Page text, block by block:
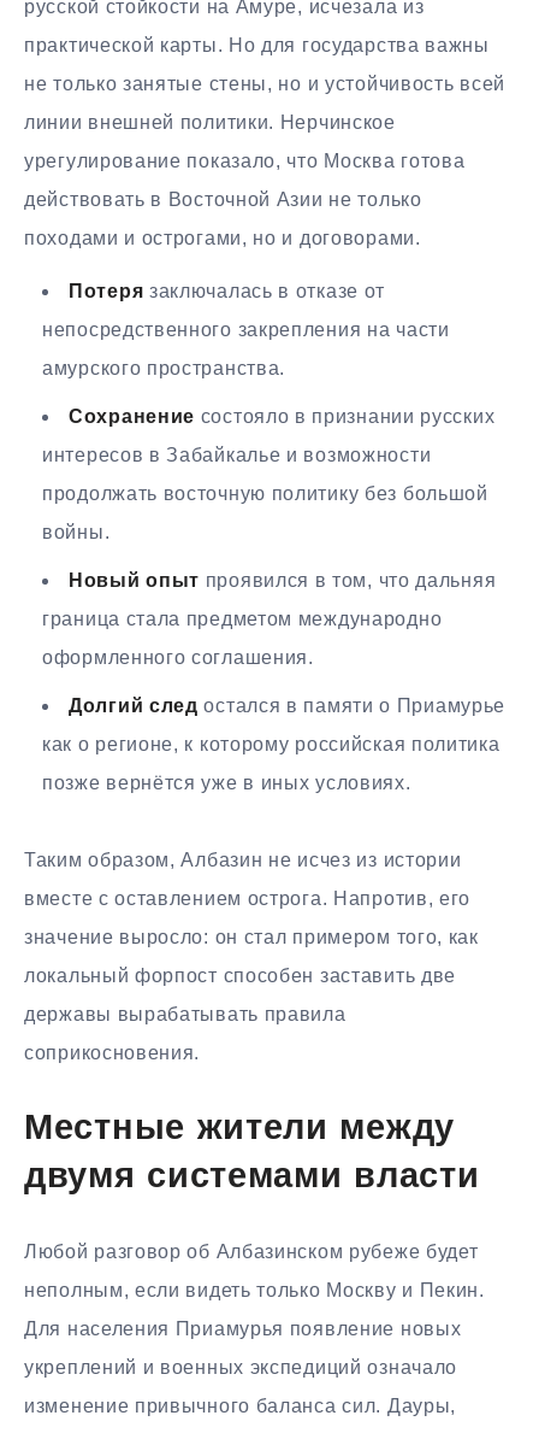
русской стойкости на Амуре, исчезала из
практической карты. Но для государства важны
не только занятые стены, но и устойчивость всей
линии внешней политики. Нерчинское
урегулирование показало, что Москва готова
действовать в Восточной Азии не только
походами и острогами, но и договорами.
Потеря заключалась в отказе от
непосредственного закрепления на части
амурского пространства.
Сохранение состояло в признании русских
интересов в Забайкалье и возможности
продолжать восточную политику без большой
войны.
Новый опыт проявился в том, что дальняя
граница стала предметом международно
оформленного соглашения.
Долгий след остался в памяти о Приамурье
как о регионе, к которому российская политика
позже вернётся уже в иных условиях.
Таким образом, Албазин не исчез из истории
вместе с оставлением острога. Напротив, его
значение выросло: он стал примером того, как
локальный форпост способен заставить две
державы вырабатывать правила
соприкосновения.
Местные жители между
двумя системами власти
Любой разговор об Албазинском рубеже будет
неполным, если видеть только Москву и Пекин.
Для населения Приамурья появление новых
укреплений и военных экспедиций означало
изменение привычного баланса сил. Дауры,